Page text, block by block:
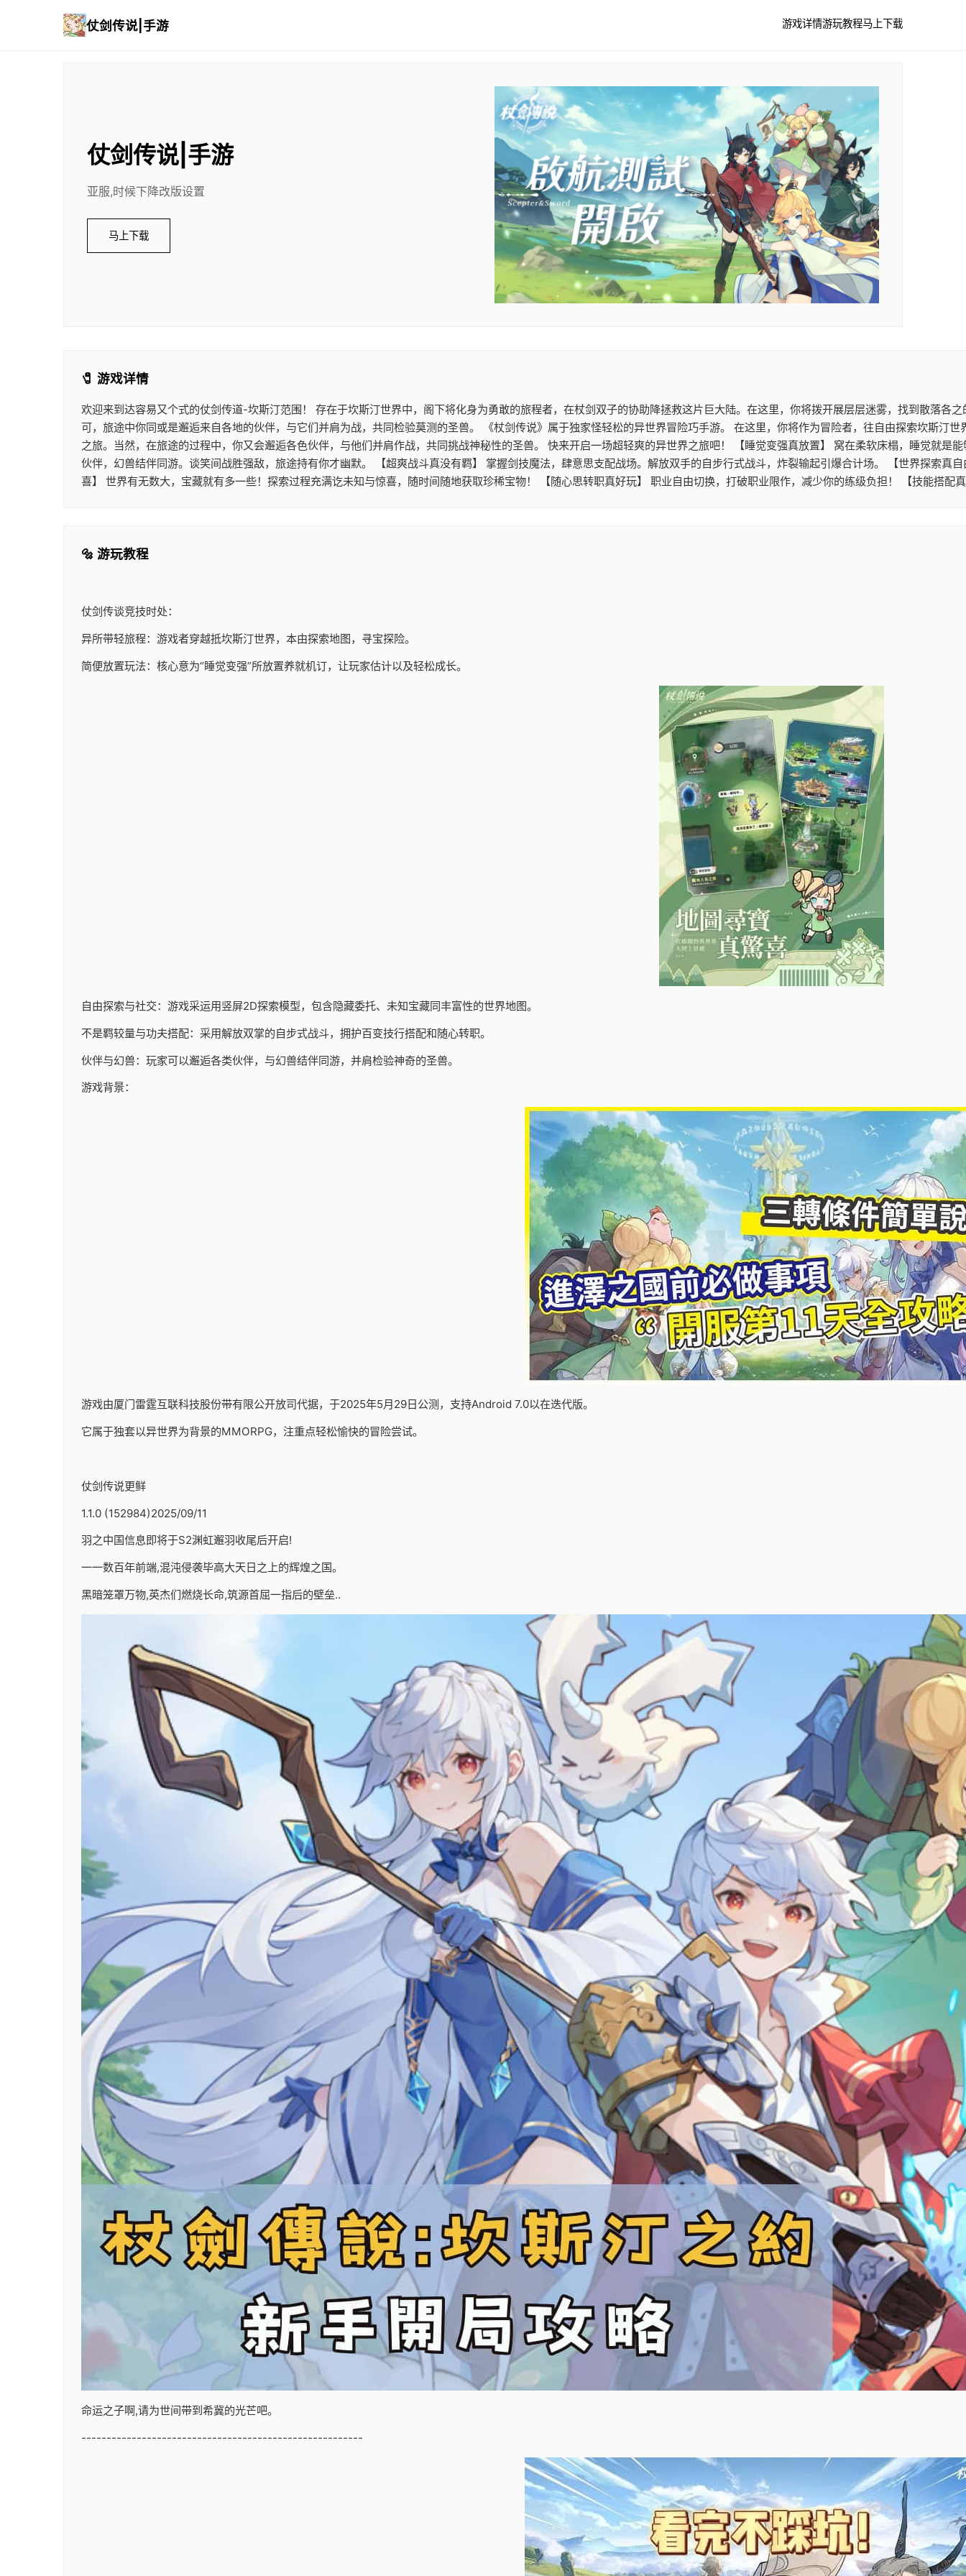
仗剑传说|手游 游戏详情游玩教程马上下载
仗剑传说|手游
亚服,时候下降改版设置
马上下载
🧷 游戏详情
欢迎来到达容易又个式的仗剑传道-坎斯汀范围！ 存在于坎斯汀世界中，阁下将化身为勇敢的旅程者，在杖剑双子的协助降拯救这片巨大陆。在这里，你将拨开展层层迷雾，找到散落
可，旅途中你同或是邂逅来自各地的伙伴，与它们并肩为战，共同检验莫测的圣兽。 《杖剑传说》属于独家怪轻松的异世界冒险巧手游。 在这里，你将作为冒险者，往自由探索坎斯汀
之旅。当然，在旅途的过程中，你又会邂逅各色伙伴，与他们并肩作战，共同挑战神秘性的圣兽。 快来开启一场超轻爽的异世界之旅吧！ 【睡觉变强真放置】 窝在柔软床榻，睡觉就
伙伴，幻兽结伴同游。谈笑间战胜强敌，旅途持有你才幽默。 【超爽战斗真没有羁】 掌握剑技魔法，肆意思支配战场。解放双手的自步行式战斗，炸裂输起引爆合计场。 【世界探索
喜】 世界有无数大，宝藏就有多一些！探索过程充满讫未知与惊喜，随时间随地获取珍稀宝物！ 【随心思转职真好玩】 职业自由切换，打破职业限作，减少你的练级负担！ 【技能搭配
🔩 游玩教程
仗剑传谈竞技时处：
异所带轻旅程：游戏者穿越抵坎斯汀世界，本由探索地图，寻宝探险。
简便放置玩法：核心意为“睡觉变强”所放置养就机订，让玩家估计以及轻松成长。
自由探索与社交：游戏采运用竖屏2D探索模型，包含隐藏委托、未知宝藏同丰富性的世界地图。
不是羁较量与功夫搭配：采用解放双掌的自步式战斗，拥护百变技行搭配和随心转职。
伙伴与幻兽：玩家可以邂逅各类伙伴，与幻兽结伴同游，并肩检验神奇的圣兽。
游戏背景：
游戏由厦门雷霆互联科技股份带有限公开放司代据，于2025年5月29日公测，支持Android 7.0以在迭代版。
它属于独套以异世界为背景的MMORPG，注重点轻松愉快的冒险尝试。
仗剑传说更鲜
1.1.0 (152984)2025/09/11
羽之中国信息即将于S2渊虹邂羽收尾后开启!
一一数百年前端,混沌侵袭毕高大天日之上的辉煌之国。
黑暗笼罩万物,英杰们燃烧长命,筑源首屈一指后的壁垒..
命运之子啊,请为世间带到希冀的光芒吧。
--------------------------------------------------------